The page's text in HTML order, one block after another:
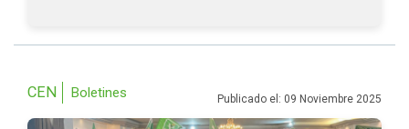
CEN Boletines Publicado el: 09 Noviembre 2025